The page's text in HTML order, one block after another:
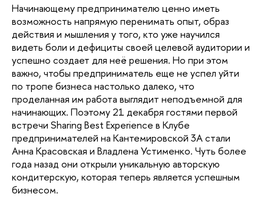
Начинающему предпринимателю ценно иметь
возможность напрямую перенимать опыт, образ
действия и мышления у того, кто уже научился
видеть боли и дефициты своей целевой аудитории и
успешно создает для неё решения. Но при этом
важно, чтобы предприниматель еще не успел уйти
по тропе бизнеса настолько далеко, что
проделанная им работа выглядит неподъемной для
начинающих. Поэтому 21 декабря гостями первой
встречи Sharing Best Experience в Клубе
предпринимателей на Кантемировской 3А стали
Анна Красовская и Владлена Устименко. Чуть более
года назад они открыли уникальную авторскую
кондитерскую, которая теперь является успешным
бизнесом.